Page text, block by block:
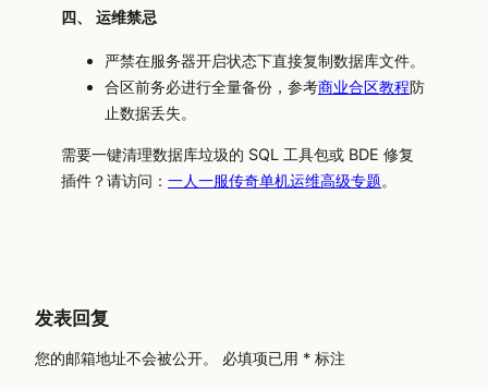
四、 运维禁忌
严禁在服务器开启状态下直接复制数据库文件。
合区前务必进行全量备份，参考商业合区教程防
止数据丢失。
需要一键清理数据库垃圾的 SQL 工具包或 BDE 修复
插件？请访问： 一人一服传奇单机运维高级专题。
发表回复
您的邮箱地址不会被公开。 必填项已用 * 标注